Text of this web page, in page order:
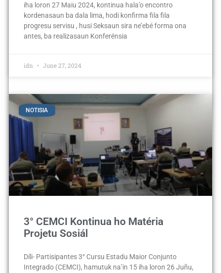
iha loron 27 Maiu 2024, kontinua hala’o encontro
kordenasaun ba dala lima, hodi konfirma fila fila
progresu servisu , husi Seksaun sira ne’ebé forma ona
antes, ba realizasaun Konferénsia
idn June 27, 2024
NOTISIA
3° CEMCI Kontinua ho Matéria
Projetu Sosiál
Díli- Partisipantes 3° Cursu Estadu Maior Conjunto
Integrado (CEMCI), hamutuk na’in 15 iha loron 26 Juñu,